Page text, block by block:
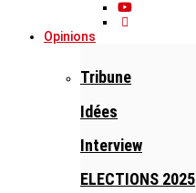
Opinions
Tribune
Idées
Interview
ELECTIONS 2025